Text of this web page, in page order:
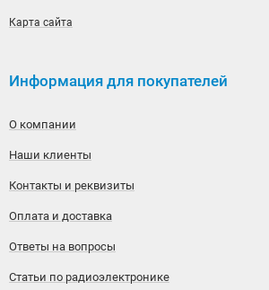
Карта сайта
Информация для покупателей
О компании
Наши клиенты
Контакты и реквизиты
Оплата и доставка
Ответы на вопросы
Статьи по радиоэлектронике